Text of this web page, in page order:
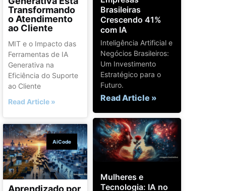
Transformando
o Atendimento
ao Cliente
MIT e o Impacto das
Ferramentas de IA
Generativa na
Eficiência do Suporte
ao Cliente
Read Article »
AiCode
Aprendizado por
Brasileiras
Crescendo 41%
com IA
Inteligência Artificial e
Negócios Brasileiros:
Um Investimento
Estratégico para o
Futuro.
Read Article »
Mulheres e
Tecnologia: IA no